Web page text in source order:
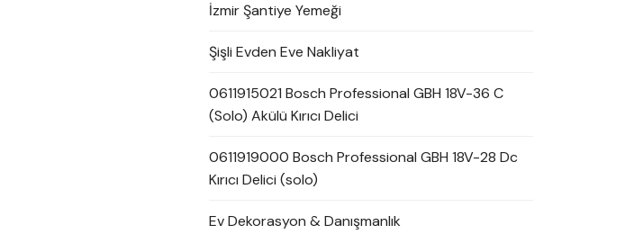
İzmir Şantiye Yemeği
Şişli Evden Eve Nakliyat
0611915021 Bosch Professional GBH 18V-36 C
(Solo) Akülü Kırıcı Delici
0611919000 Bosch Professional GBH 18V-28 Dc
Kırıcı Delici (solo)
Ev Dekorasyon & Danışmanlık